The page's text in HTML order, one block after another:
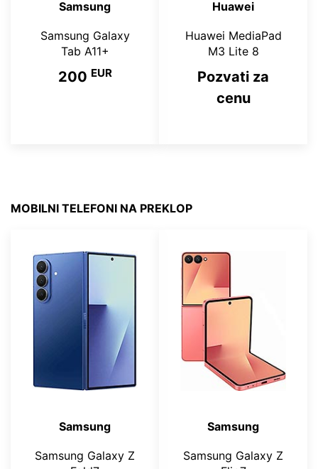
Samsung
Samsung Galaxy
Tab A11+
200 EUR
Huawei
Huawei MediaPad
M3 Lite 8
Pozvati za
cenu
MOBILNI TELEFONI NA PREKLOP
Samsung
Samsung Galaxy Z
Samsung
Samsung Galaxy Z